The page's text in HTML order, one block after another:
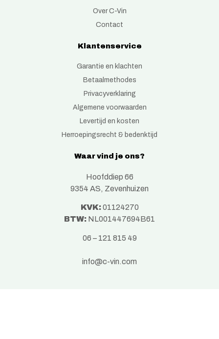
Over C-Vin
Contact
Klantenservice
Garantie en klachten
Betaalmethodes
Privacyverklaring
Algemene voorwaarden
Levertijd en kosten
Herroepingsrecht & bedenktijd
Waar vind je ons?
Hoofddiep 66
9354 AS, Zevenhuizen
KVK:01124270
BTW:NL001447694B61
06 – 121 815 49
info@c-vin.com